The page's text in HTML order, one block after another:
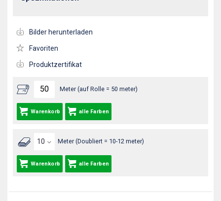
Meter (auf Rolle = 50 meter)
Warenkorb alle Farben
Meter (Doubliert = 10-12 meter)
Warenkorb alle Farben
Bilder herunterladen
Favoriten
Produktzertifikat